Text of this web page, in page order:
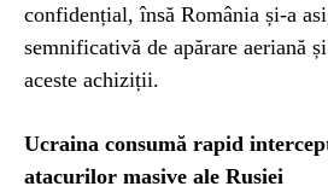
confidențial, însă România și-a
semnificativă de apărare aeriană
aceste achiziții.
Ucraina consumă rapid
atacurilor masive ale Rusiei